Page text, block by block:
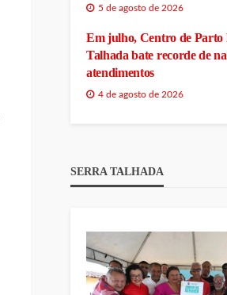
5 de agosto de 2026
Em julho, Centro de Parto
Talhada bate recorde de
atendimentos
4 de agosto de 2026
SERRA TALHADA